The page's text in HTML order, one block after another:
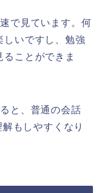
で見ています。何
いですし、勉強
ことができま
と、普通の会話
もしやすくなり